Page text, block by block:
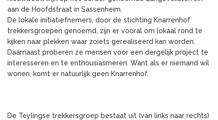
aan de Hoofdstraat in Sassenheim.
De lokale initiatiefnemers, door de stichting Knarrenhof
trekkersgroepen genoemd, zijn er vooral om lokaal rond te
kijken naar plekken waar zoiets gerealiseerd kan worden.
Daarnaast proberen ze mensen voor een dergelijk project te
interesseren en te enthousiasmeren. Want als er niemand wil
wonen, komt er natuurlijk geen Knarrenhof.
De Teylingse trekkersgroep bestaat uit (van links naar rechts)